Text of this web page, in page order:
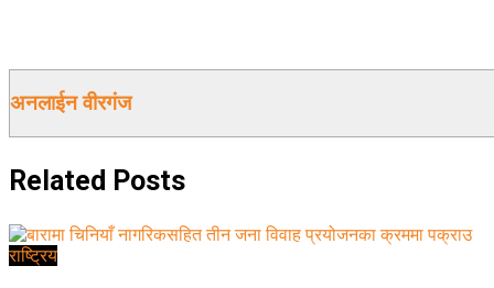
अनलाईन वीरगंज
Related Posts
राष्ट्रिय